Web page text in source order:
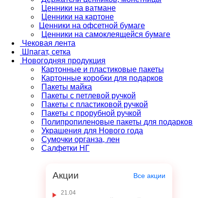
Ценники на ватмане
Ценники на картоне
Ценники на офсетной бумаге
Ценники на самоклеящейся бумаге
Чековая лента
Шпагат, сетка
Новогодняя продукция
Картонные и пластиковые пакеты
Картонные коробки для подарков
Пакеты майка
Пакеты с петлевой ручкой
Пакеты с пластиковой ручкой
Пакеты с прорубной ручкой
Полипропиленовые пакеты для подарков
Украшения для Нового года
Сумочки органза, лен
Салфетки НГ
Акции Все акции
21.04